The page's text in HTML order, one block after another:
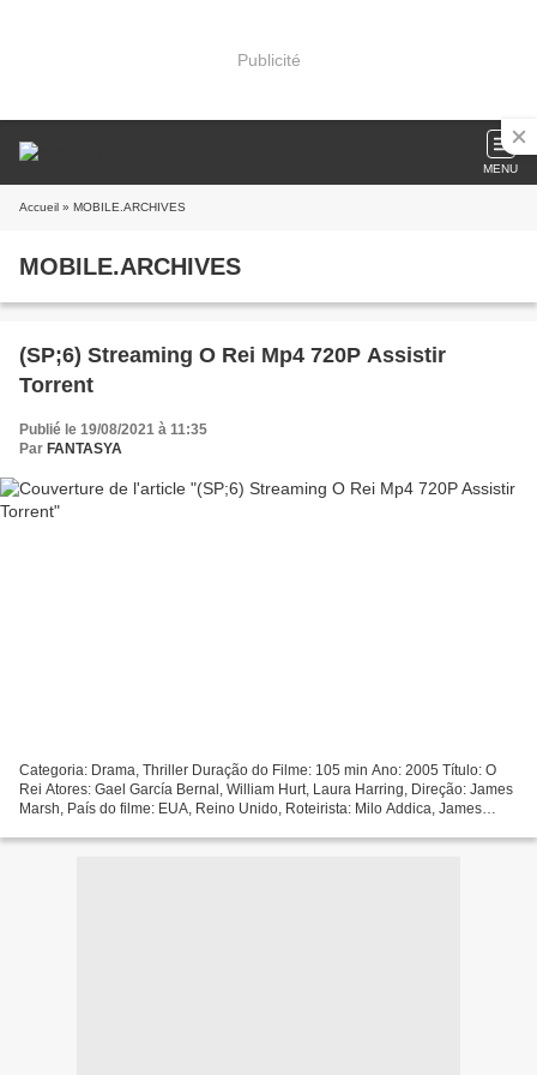
Publicité
MENU
Accueil » MOBILE.ARCHIVES
MOBILE.ARCHIVES
(SP;6) Streaming O Rei Mp4 720P Assistir
Torrent
Publié le 19/08/2021 à 11:35
Par FANTASYA
Categoria: Drama, Thriller Duração do Filme: 105 min Ano: 2005 Título: O
Rei Atores: Gael García Bernal, William Hurt, Laura Harring, Direção: James
Marsh, País do filme: EUA, Reino Unido, Roteirista: Milo Addica, James